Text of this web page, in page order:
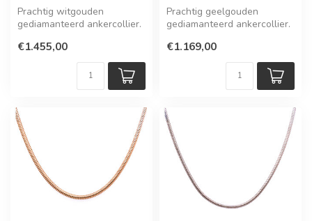
Prachtig witgouden
gediamanteerd ankercollier.
€1.455,00
Prachtig geelgouden
gediamanteerd ankercollier.
€1.169,00